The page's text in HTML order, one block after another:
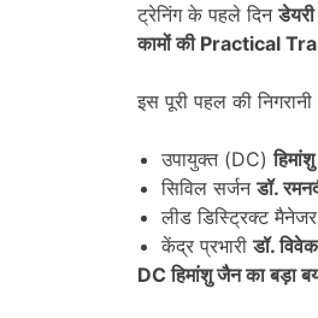
ट्रेनिंग के पहले दिन
कामों की Practical
इस पूरी पहल की
उपायुक्त (DC)
सिविल सर्जनडॉ.
लीड डिस्ट्रिक्ट
केंद्र प्रभारीडॉ.
DCहिमांशु जैन का बड़ा